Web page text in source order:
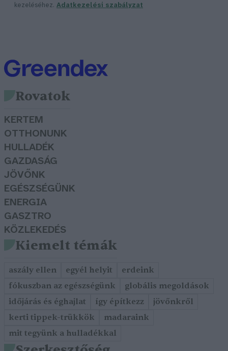
kezeléséhez. Adatkezelési szabályzat
Rovatok
KERTEM
OTTHONUNK
HULLADÉK
GAZDASÁG
JÖVŐNK
EGÉSZSÉGÜNK
ENERGIA
GASZTRO
KÖZLEKEDÉS
Kiemelt témák
aszály ellen egyél helyit
erdeink
fókuszban az egészségünk
globális megoldások
időjárás és éghajlat
így építkezz
jövőnkről
kerti tippek-trükkök
madaraink
mit tegyünk a hulladékkal